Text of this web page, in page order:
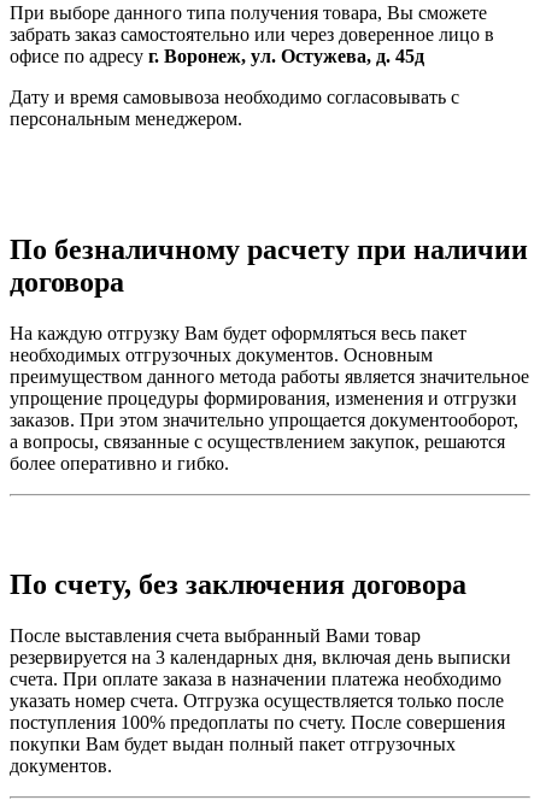
При выборе данного типа получения товара, Вы сможете
забрать заказ самостоятельно или через доверенное лицо в
офисе по адресу г. Воронеж, ул. Остужева, д. 45д
Дату и время самовывоза необходимо согласовывать с
персональным менеджером.
По безналичному расчету при наличии
договора
На каждую отгрузку Вам будет оформляться весь пакет
необходимых отгрузочных документов. Основным
преимуществом данного метода работы является значительное
упрощение процедуры формирования, изменения и отгрузки
заказов. При этом значительно упрощается документооборот,
а вопросы, связанные с осуществлением закупок, решаются
более оперативно и гибко.
По счету, без заключения договора
После выставления счета выбранный Вами товар
резервируется на 3 календарных дня, включая день выписки
счета. При оплате заказа в назначении платежа необходимо
указать номер счета. Отгрузка осуществляется только после
поступления 100% предоплаты по счету. После совершения
покупки Вам будет выдан полный пакет отгрузочных
документов.